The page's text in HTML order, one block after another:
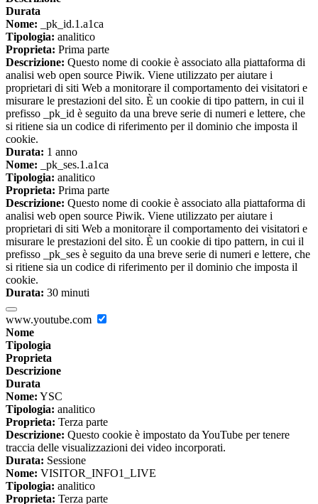
Durata
Nome: _pk_id.1.a1ca
Tipologia: analitico
Proprieta: Prima parte
Descrizione: Questo nome di cookie è associato alla piattaforma di
analisi web open source Piwik. Viene utilizzato per aiutare i
proprietari di siti Web a monitorare il comportamento dei visitatori e
misurare le prestazioni del sito. È un cookie di tipo pattern, in cui il
prefisso _pk_id è seguito da una breve serie di numeri e lettere, che
si ritiene sia un codice di riferimento per il dominio che imposta il
cookie.
Durata: 1 anno
Nome: _pk_ses.1.a1ca
Tipologia: analitico
Proprieta: Prima parte
Descrizione: Questo nome di cookie è associato alla piattaforma di
analisi web open source Piwik. Viene utilizzato per aiutare i
proprietari di siti Web a monitorare il comportamento dei visitatori e
misurare le prestazioni del sito. È un cookie di tipo pattern, in cui il
prefisso _pk_ses è seguito da una breve serie di numeri e lettere, che
si ritiene sia un codice di riferimento per il dominio che imposta il
cookie.
Durata: 30 minuti
www.youtube.com
Nome
Tipologia
Proprieta
Descrizione
Durata
Nome: YSC
Tipologia: analitico
Proprieta: Terza parte
Descrizione: Questo cookie è impostato da YouTube per tenere
traccia delle visualizzazioni dei video incorporati.
Durata: Sessione
Nome: VISITOR_INFO1_LIVE
Tipologia: analitico
Proprieta: Terza parte